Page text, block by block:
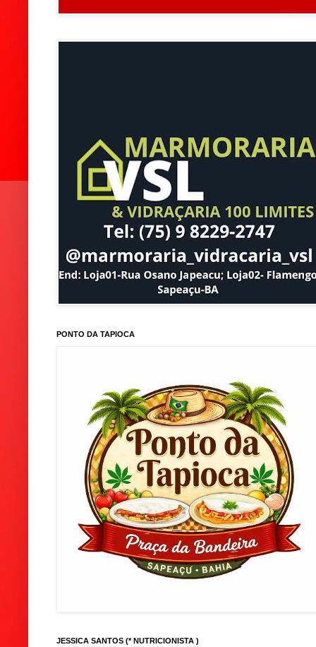
PONTO DA TAPIOCA
JESSICA SANTOS (* NUTRICIONISTA )